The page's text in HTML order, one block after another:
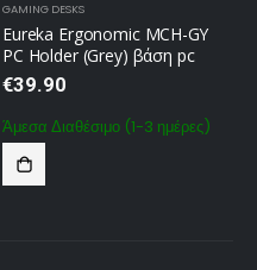
GAMING DESKS
Eureka Ergonomic MCH-GY
PC Holder (Grey) βάση pc
€39.90
Άμεσα Διαθέσιμο (1-3 ημέρες)